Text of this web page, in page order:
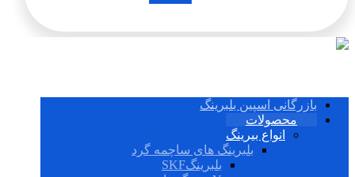
بازرگانی اسپین بلبرینگ
محصولات
انواع بیرینگ
بلبرینگ های ساچمه گرد
بلبرینگSKF